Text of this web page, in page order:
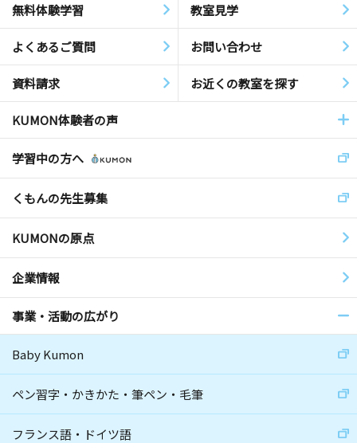
無料体験学習 教室見学
よくあるご質問 お問い合わせ
資料請求 お近くの教室を探す
KUMON体験者の声
学習中の方へ
くもんの先生募集
KUMONの原点
企業情報
事業・活動の広がり
Baby Kumon
ペン習字・かきかた・筆ペン・毛筆
フランス語・ドイツ語